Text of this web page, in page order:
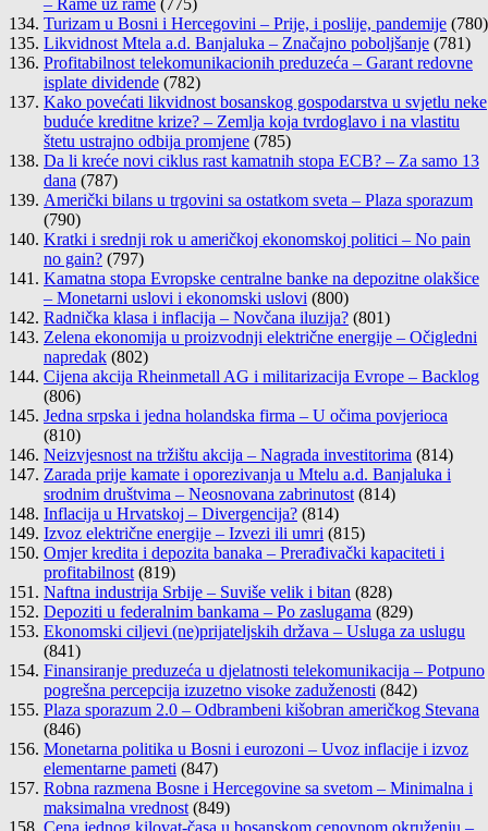
– Rame uz rame (775)
Turizam u Bosni i Hercegovini – Prije, i poslije, pandemije (780)
Likvidnost Mtela a.d. Banjaluka – Značajno poboljšanje (781)
Profitabilnost telekomunikacionih preduzeća – Garant redovne
isplate dividende (782)
Kako povećati likvidnost bosanskog gospodarstva u svjetlu neke
buduće kreditne krize? – Zemlja koja tvrdoglavo i na vlastitu
štetu ustrajno odbija promjene (785)
Da li kreće novi ciklus rast kamatnih stopa ECB? – Za samo 13
dana (787)
Američki bilans u trgovini sa ostatkom sveta – Plaza sporazum
(790)
Kratki i srednji rok u američkoj ekonomskoj politici – No pain
no gain? (797)
Kamatna stopa Evropske centralne banke na depozitne olakšice
– Monetarni uslovi i ekonomski uslovi (800)
Radnička klasa i inflacija – Novčana iluzija? (801)
Zelena ekonomija u proizvodnji električne energije – Očigledni
napredak (802)
Cijena akcija Rheinmetall AG i militarizacija Evrope – Backlog
(806)
Jedna srpska i jedna holandska firma – U očima povjerioca
(810)
Neizvjesnost na tržištu akcija – Nagrada investitorima (814)
Zarada prije kamate i oporezivanja u Mtelu a.d. Banjaluka i
srodnim društvima – Neosnovana zabrinutost (814)
Inflacija u Hrvatskoj – Divergencija? (814)
Izvoz električne energije – Izvezi ili umri (815)
Omjer kredita i depozita banaka – Prerađivački kapaciteti i
profitabilnost (819)
Naftna industrija Srbije – Suviše velik i bitan (828)
Depoziti u federalnim bankama – Po zaslugama (829)
Ekonomski ciljevi (ne)prijateljskih država – Usluga za uslugu
(841)
Finansiranje preduzeća u djelatnosti telekomunikacija – Potpuno
pogrešna percepcija izuzetno visoke zaduženosti (842)
Plaza sporazum 2.0 – Odbrambeni kišobran američkog Stevana
(846)
Monetarna politika u Bosni i eurozoni – Uvoz inflacije i izvoz
elementarne pameti (847)
Robna razmena Bosne i Hercegovine sa svetom – Minimalna i
maksimalna vrednost (849)